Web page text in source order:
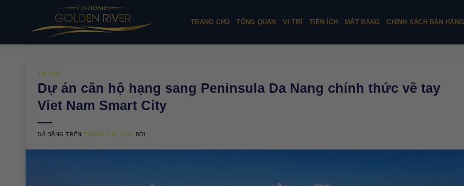
dung
TRANG CHỦ TỔNG QUAN VỊ TRÍ TIỆN ÍCH MẶT BẰNG CHÍNH SÁCH BÁN HÀNG
TIN TỨC
Dự án căn hộ hạng sang Peninsula Da Nang chính thức về tay
Viet Nam Smart City
ĐÃ ĐĂNG TRÊNTHÁNG 2 18, 2025 BỞI